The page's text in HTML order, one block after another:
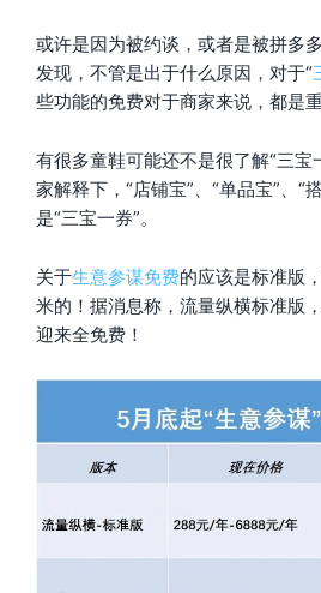
或许是因为被约谈，或者是被拼多
发现，不管是出于什么原因，对于“
些功能的免费对于商家来说，都是
有很多童鞋可能还不是很了解“三宝
家解释下，“店铺宝”、“单品宝”、“
是“三宝一券”。
关于生意参谋免费的应该是标准版
米的！据消息称，流量纵横标准版
迎来全免费！